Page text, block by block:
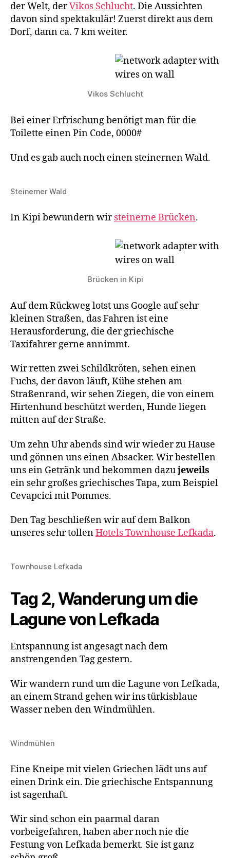
der Welt, derVikos Schlucht. Die Aussichten
davon sind spektakulär! Zuerst direkt aus dem
Dorf, dann ca. 7 km weiter.
Vikos Schlucht
Bei einer Erfrischung benötigt man für die
Toilette einen Pin Code, 0000#
Und es gab auch noch einen steinernen Wald.
Steinerner Wald
In Kipi bewundern wirsteinerne Brücken.
Brücken in Kipi
Auf dem Rückweg lotst uns Google auf sehr
kleinen Straßen, das Fahren ist eine
Herausforderung, die der griechische
Taxifahrer gerne annimmt.
Wir retten zwei Schildkröten, sehen einen
Fuchs, der davon läuft, Kühe stehen am
Straßenrand, wir sehen Ziegen, die von einem
Hirtenhund beschützt werden, Hunde liegen
mitten auf der Straße.
Um zehn Uhr abends sind wir wieder zu Hause
und gönnen uns einen Absacker. Wir bestellen
uns ein Getränk und bekommen dazujeweils
ein sehr großes griechisches Tapa, zum Beispiel
Cevapcici mit Pommes.
Den Tag beschließen wir auf dem Balkon
unseres sehr tollenHotels Townhouse Lefkada.
Townhouse Lefkada
Tag 2, Wanderung um die
Lagune von Lefkada
Entspannung ist angesagt nach dem
anstrengenden Tag gestern.
Wir wandern rund um die Lagune von Lefkada,
an einem Strand gehen wir ins türkisblaue
Wasser neben den Windmühlen.
Windmühlen
Eine Kneipe mit vielen Griechen lädt uns auf
einen Drink ein. Die griechische Entspannung
ist sagenhaft.
Wir sind schon ein paarmal daran
vorbeigefahren, haben aber noch nie die
Festung von Lefkada bemerkt. Sie ist ganz